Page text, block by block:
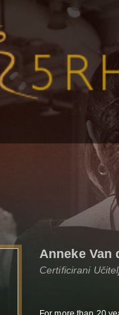
Anneke Van
Certificirani